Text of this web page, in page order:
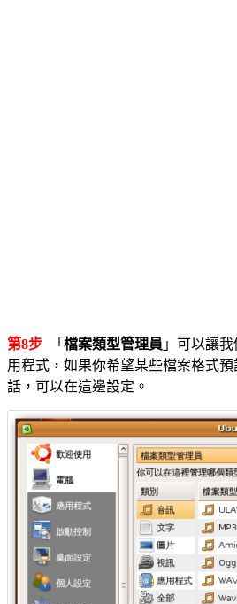
第8步 「 檔案類型管理員 」可以讓
用程式，如果你希望某些檔案格式
話，可以在這邊設定。